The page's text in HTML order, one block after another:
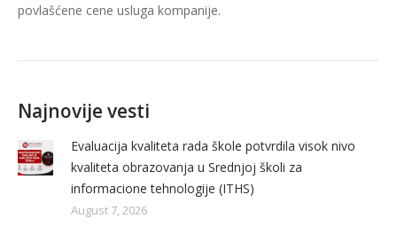
povlašćene cene usluga kompanije.
Najnovije vesti
Evaluacija kvaliteta rada škole potvrdila visok nivo
kvaliteta obrazovanja u Srednjoj školi za
informacione tehnologije (ITHS)
August 7, 2026